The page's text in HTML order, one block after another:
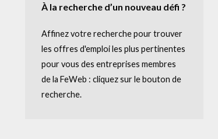
À la recherche d’un nouveau défi ?
Affinez votre recherche pour trouver
les offres d'emploi les plus pertinentes
pour vous des entreprises membres
de la FeWeb : cliquez sur le bouton de
recherche.